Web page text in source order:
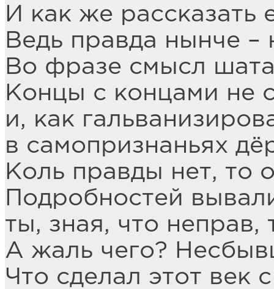
И как же рассказать
Ведь правда нынче –
Во фразе смысл
Концы с концами не
и, как
в самопризнаньях
Коль правды нет, то
Подробностей
ты, зная, что неправ,
А жаль чего?
Что сделал этот век